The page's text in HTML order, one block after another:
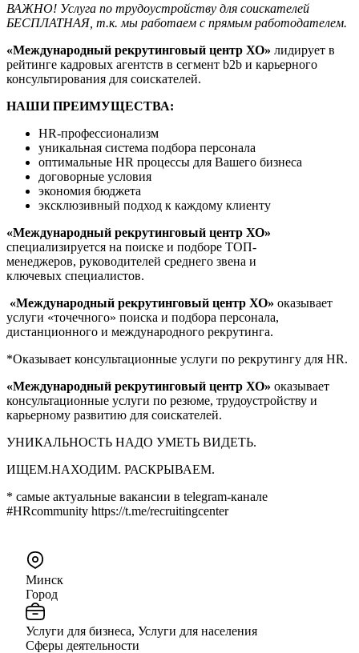
ВАЖНО! Услуга по трудоустройству для соискателей
БЕСПЛАТНАЯ, т.к. мы работаем с прямым работодателем.
«Международный рекрутинговый центр ХО» лидирует в
рейтинге кадровых агентств в сегмент b2b и карьерного
консультирования для соискателей.
НАШИ ПРЕИМУЩЕСТВА:
HR-профессионализм
уникальная система подбора персонала
оптимальные HR процессы для Вашего бизнеса
договорные условия
экономия бюджета
эксклюзивный подход к каждому клиенту
«Международный рекрутинговый центр ХО»
специализируется на поиске и подборе ТОП-
менеджеров, руководителей среднего звена и
ключевых специалистов.
«Международный рекрутинговый центр ХО» оказывает
услуги «точечного» поиска и подбора персонала,
дистанционного и международного рекрутинга.
*Оказывает консультационные услуги по рекрутингу для HR.
«Международный рекрутинговый центр ХО» оказывает
консультационные услуги по резюме, трудоустройству и
карьерному развитию для соискателей.
УНИКАЛЬНОСТЬ НАДО УМЕТЬ ВИДЕТЬ.
ИЩЕМ.НАХОДИМ. РАСКРЫВАЕМ.
* самые актуальные вакансии в telegram-канале
#HRcommunity https://t.me/recruitingcenter
Минск
Город
Услуги для бизнеса, Услуги для населения
Сферы деятельности